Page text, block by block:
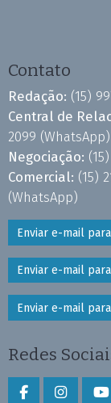
Contato
Redação: (15)
Central de
2099 (WhatsApp)
Negociação:
Comercial: (15)
(WhatsApp)
Enviar e-mail
Enviar e-mail
Enviar e-mail
Redes